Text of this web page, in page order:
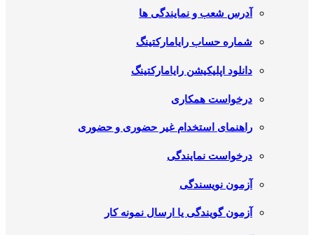
آدرس شعب و نمایندگی ها
شماره حساب رایامارکتینگ
دانلود اپلیکیشن رایامارکتینگ
درخواست همکاری
راهنمای استخدام غیر حضوری و حضوری
درخواست نمایندگی
آزمون نویسندگی
آزمون گویندگی یا ارسال نمونه کار